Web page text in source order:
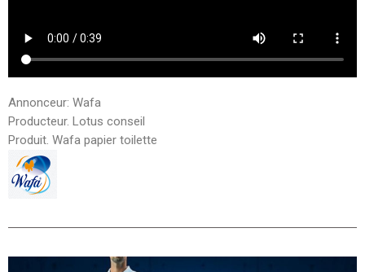
Annonceur: Wafa
Producteur. Lotus conseil
Produit. Wafa papier toilette